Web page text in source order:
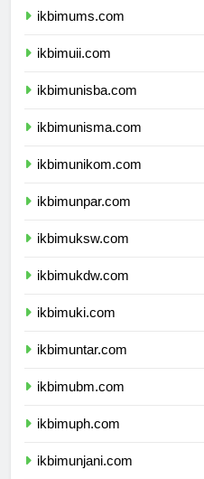
ikbimums.com
ikbimuii.com
ikbimunisba.com
ikbimunisma.com
ikbimunikom.com
ikbimunpar.com
ikbimuksw.com
ikbimukdw.com
ikbimuki.com
ikbimuntar.com
ikbimubm.com
ikbimuph.com
ikbimunjani.com